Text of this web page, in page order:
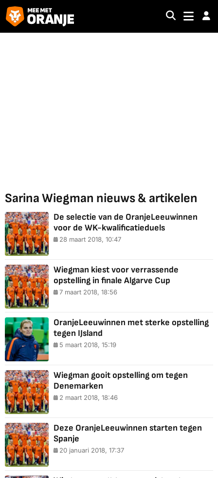
Sarina Wiegman nieuws & artikelen
De selectie van de OranjeLeeuwinnen
voor de WK-kwalificatieduels
28 maart 2018, 10:47
Wiegman kiest voor verrassende
opstelling in finale Algarve Cup
7 maart 2018, 18:56
OranjeLeeuwinnen met sterke opstelling
tegen IJsland
5 maart 2018, 15:19
Wiegman gooit opstelling om tegen
Denemarken
2 maart 2018, 18:46
Deze OranjeLeeuwinnen starten tegen
Spanje
20 januari 2018, 17:37